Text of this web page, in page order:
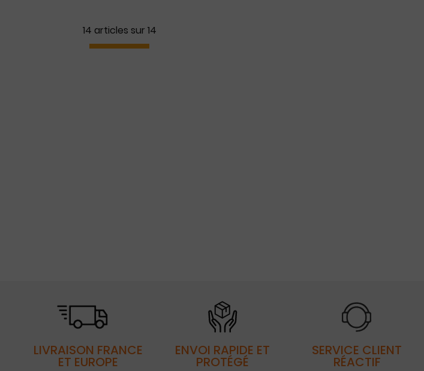
14 articles sur 14
LIVRAISON FRANCE
ET EUROPE
ENVOI RAPIDE ET
PROTÉGÉ
SERVICE CLIENT
RÉACTIF